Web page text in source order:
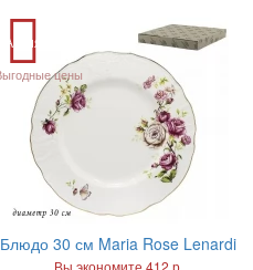
Акция
цены
Блюдо 30 см Maria Rose Lenardi
Вы экономите 412 р.